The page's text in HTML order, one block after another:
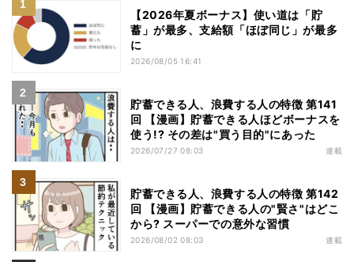
【2026年夏ボーナス】使い道は「貯
蓄」が最多、支給額「ほぼ同じ」が最多
に
2026/08/05 16:41
貯蓄できる人、浪費する人の特徴 第141
回 【漫画】貯蓄できる人ほどボーナスを
使う!? その差は"買う目的"にあった
2026/07/27 08:03 連載
貯蓄できる人、浪費する人の特徴 第142
回 【漫画】貯蓄できる人の"賢さ"はどこ
から? スーパーでの意外な習慣
2026/08/02 08:03 連載